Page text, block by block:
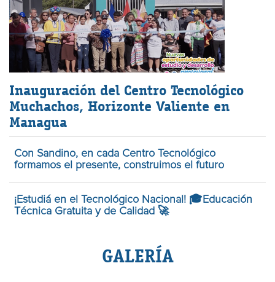
Inauguración del Centro Tecnológico
Muchachos, Horizonte Valiente en
Managua
Con Sandino, en cada Centro Tecnológico
formamos el presente, construimos el futuro
¡Estudiá en el Tecnológico Nacional! 🎓Educación
Técnica Gratuita y de Calidad 🚀
GALERÍA